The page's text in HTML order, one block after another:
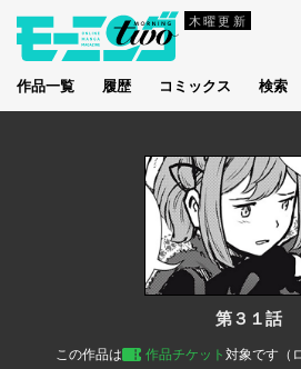
木曜更新
作品一覧 履歴 コミックス 検索
第３１話
この作品は 作品チケット 対象です（